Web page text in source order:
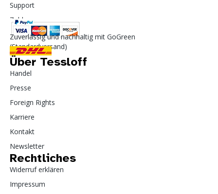
Support
Zahlung
Zuverlässig und nachhaltig mit GoGreen
(Standardversand)
Über Tessloff
Handel
Presse
Foreign Rights
Karriere
Kontakt
Newsletter
Rechtliches
Widerruf erklären
Impressum